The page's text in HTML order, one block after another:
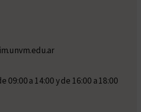
09:00 a 14:00 y de 16:00 a 18:00